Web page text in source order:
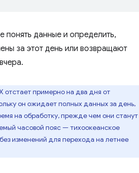
понять данные и определить,
за этот день или возвращают
отстает примерно на два дня от
он ожидает полных данных за день,
на обработку, прежде чем они станут
часовой пояс — тихоокеанское
изменений для перехода на летнее